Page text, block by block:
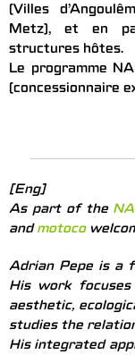
(Villes
Metz), et en
structures hôtes.
Le programme
(concessionnaire
[Eng]
As part of the
andmotoco
Adrian Pepe is a
His work
aesthetic,
studies the
His integrated